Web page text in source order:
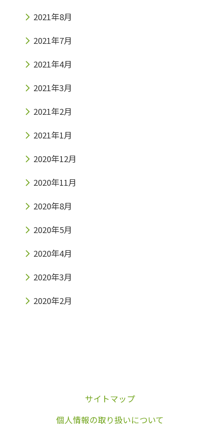
2021年8月
2021年7月
2021年4月
2021年3月
2021年2月
2021年1月
2020年12月
2020年11月
2020年8月
2020年5月
2020年4月
2020年3月
2020年2月
サイトマップ
個人情報の取り扱いについて